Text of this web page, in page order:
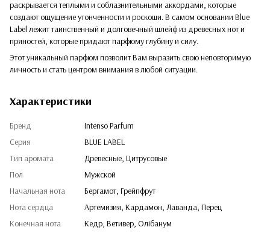
раскрывается теплыми и соблазнительными аккордами, которые
создают ощущение утонченности и роскоши. В самом основании Blue
Label лежит таинственный и долговечный шлейф из древесных нот и
пряностей, которые придают парфюму глубину и силу.
Этот уникальный парфюм позволит Вам выразить свою неповторимую
личность и стать центром внимания в любой ситуации.
Характеристики
Бренд
Intenso Parfum
Серия
BLUE LABEL
Тип аромата
Древесные, Цитрусовые
Пол
Мужской
Начальная нота
Бергамот, Грейпфрут
Нота сердца
Артемизия, Кардамон, Лаванда, Перец
Конечная нота
Кедр, Ветивер, Олібанум